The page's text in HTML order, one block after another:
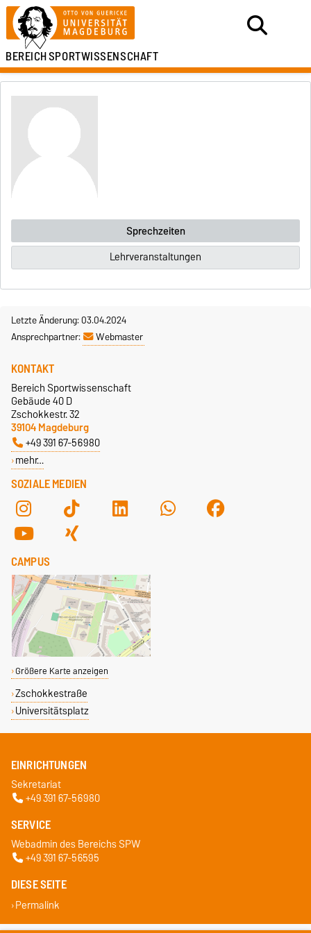
BEREICHSPORTWISSENSCHAFT
Sprechzeiten
Lehrveranstaltungen
Letzte Änderung: 03.04.2024
Ansprechpartner:
Webmaster
SOZIALE MEDIEN
KONTAKT
Bereich Sportwissenschaft
Gebäude 40 D
Zschokkestr. 32
39104 Magdeburg
+49 391 67-56980
mehr…
CAMPUS
Größere Karte anzeigen
Zschokkestraße
Universitätsplatz
EINRICHTUNGEN
Sekretariat
+49 391 67-56980
SERVICE
Webadmin des Bereichs SPW
+49 391 67-56595
DIESE SEITE
Permalink